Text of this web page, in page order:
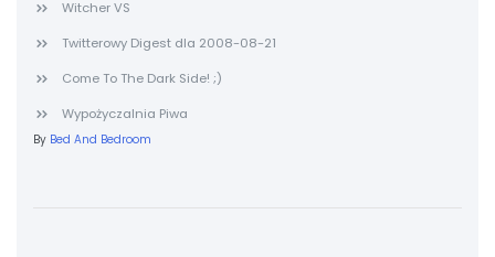
Witcher VS
Twitterowy Digest dla 2008-08-21
Come To The Dark Side! ;)
Wypożyczalnia Piwa
By Bed And Bedroom